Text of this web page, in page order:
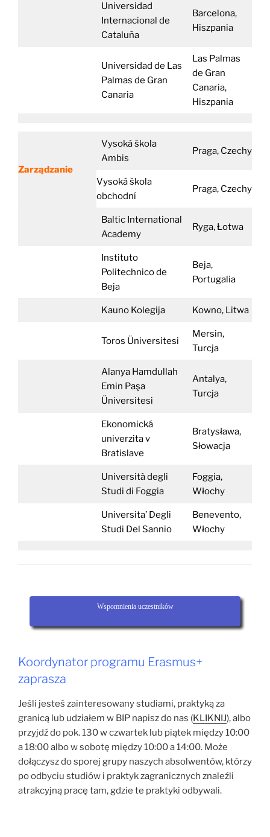
Universidad
Internacional de
Cataluña
Barcelona,
Hiszpania
Universidad de Las
Palmas de Gran
Canaria
Las Palmas
de Gran
Canaria,
Hiszpania
Zarządzanie
Vysoká škola
Ambis
Praga, Czechy
Vysoká škola
obchodní
Praga, Czechy
Baltic International
Academy
Ryga, Łotwa
Instituto
Politechnico de
Beja
Beja,
Portugalia
Kauno Kolegija Kowno, Litwa
Toros Üniversitesi
Mersin,
Turcja
Alanya Hamdullah
Emin Paşa
Üniversitesi
Antalya,
Turcja
Ekonomická
univerzita v
Bratislave
Bratysława,
Słowacja
Università degli
Studi di Foggia
Foggia,
Włochy
Universita’ Degli
Studi Del Sannio
Benevento,
Włochy
Wspomnienia uczestników
Koordynator programu Erasmus+
zaprasza
Jeśli jesteś zainteresowany studiami, praktyką za
granicą lub udziałem w BIP napisz do nas (KLIKNIJ), albo
przyjdź do pok. 130 w czwartek lub piątek między 10:00
a 18:00 albo w sobotę między 10:00 a 14:00. Może
dołączysz do sporej grupy naszych absolwentów, którzy
po odbyciu studiów i praktyk zagranicznych znaleźli
atrakcyjną pracę tam, gdzie te praktyki odbywali.